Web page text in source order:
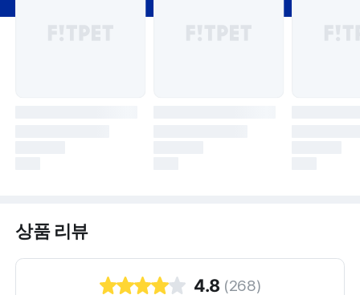
상품 리뷰
4.8 (268)